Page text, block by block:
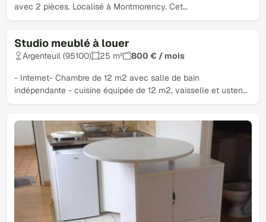
avec 2 pièces. Localisé à Montmorency. Cet…
Studio meublé à louer
Argenteuil (95100) 25 m² 800 € / mois
- Internet- Chambre de 12 m2 avec salle de bain
indépendante - cuisine équipée de 12 m2, vaisselle et usten…